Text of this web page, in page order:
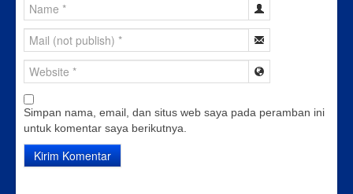
Simpan nama, email, dan situs web saya pada peramban ini
untuk komentar saya berikutnya.